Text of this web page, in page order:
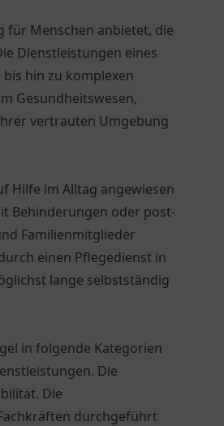
für Menschen anbietet, die
Dienstleistungen eines
hin zu komplexen
Gesundheitswesen,
vertrauten Umgebung
Hilfe im Alltag angewiesen
Behinderungen oder post-
Familienmitglieder
einen Pflegedienst in
lange selbstständig
in folgende Kategorien
Die
Die
durchgeführt